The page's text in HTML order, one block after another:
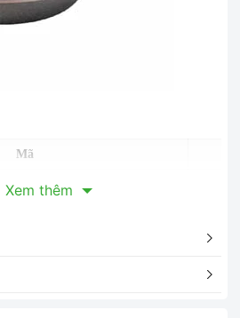
Mã
Kích thước
Xem thêm